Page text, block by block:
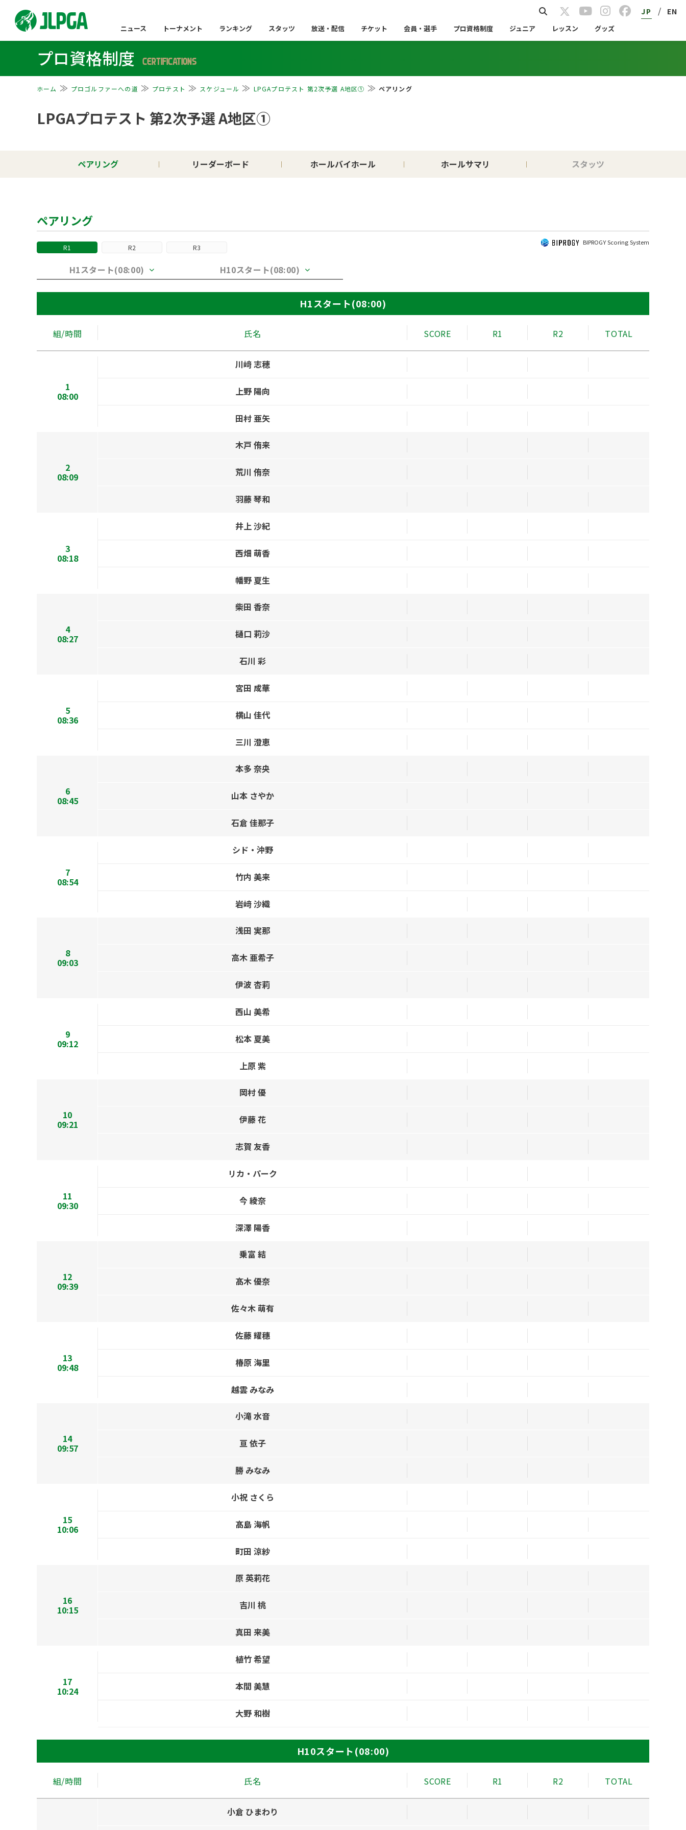
JP / EN
ニュース トーナメント ランキング スタッツ 放送・配信 チケット 会員・選手 プロ資格制度 ジュニア レッスン グッズ
プロ資格制度 CERTIFICATIONS
ホーム プロゴルファーへの道 プロテスト スケジュール LPGAプロテスト 第2次予選 A地区① ペアリング
LPGAプロテスト 第2次予選 A地区①
ペアリング リーダーボード ホールバイホール ホールサマリ スタッツ
ペアリング
R1 R2 R3
BIPROGY Scoring System
H1スタート(08:00) H10スタート(08:00)
H1スタート(08:00)
組/時間 氏名 SCORE R1 R2 TOTAL
1
08:00
川﨑 志穂
上野 陽向
田村 亜矢
2
08:09
木戸 侑来
荒川 侑奈
羽藤 琴和
3
08:18
井上 沙紀
西畑 萌香
幡野 夏生
4
08:27
柴田 香奈
樋口 莉沙
石川 彩
5
08:36
宮田 成華
横山 佳代
三川 澄恵
6
08:45
本多 奈央
山本 さやか
石倉 佳那子
7
08:54
シド・沖野
竹内 美来
岩﨑 沙織
8
09:03
浅田 実那
高木 亜希子
伊波 杏莉
9
09:12
西山 美希
松本 夏美
上原 紫
10
09:21
岡村 優
伊藤 花
志賀 友香
11
09:30
リカ・パーク
今 綾奈
深澤 陽香
12
09:39
乗富 結
髙木 優奈
佐々木 萌有
13
09:48
佐藤 耀穗
椿原 海里
越雲 みなみ
14
09:57
小滝 水音
亘 依子
勝 みなみ
15
10:06
小祝 さくら
髙島 海帆
町田 涼紗
16
10:15
原 英莉花
吉川 桃
真田 来美
17
10:24
植竹 希望
本間 美慧
大野 和樹
H10スタート(08:00)
組/時間 氏名 SCORE R1 R2 TOTAL
小倉 ひまわり